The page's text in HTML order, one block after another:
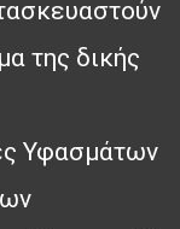
της δικής
Υφασμάτων